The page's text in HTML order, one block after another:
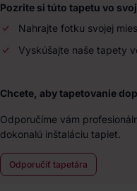
Pozrite si túto tapetu vo
Nahrajte fotku svojej
Vyskúšajte naše tapety
Chcete, aby tapetovanie
Odporučíme vám
dokonalú inštaláciu tapiet.
Odporučiť tapetára